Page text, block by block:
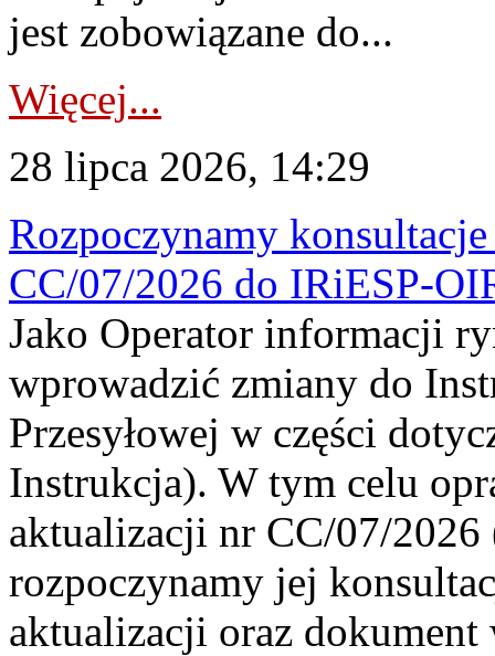
jest zobowiązane do...
Więcej...
28 lipca 2026, 14:29
Rozpoczynamy
CC/07/2026 do IRiESP-
Jako Operator informacji
wprowadzić zmiany do
Przesyłowej w części
Instrukcja). W tym celu
aktualizacji nr CC/07/
rozpoczynamy jej
aktualizacji oraz